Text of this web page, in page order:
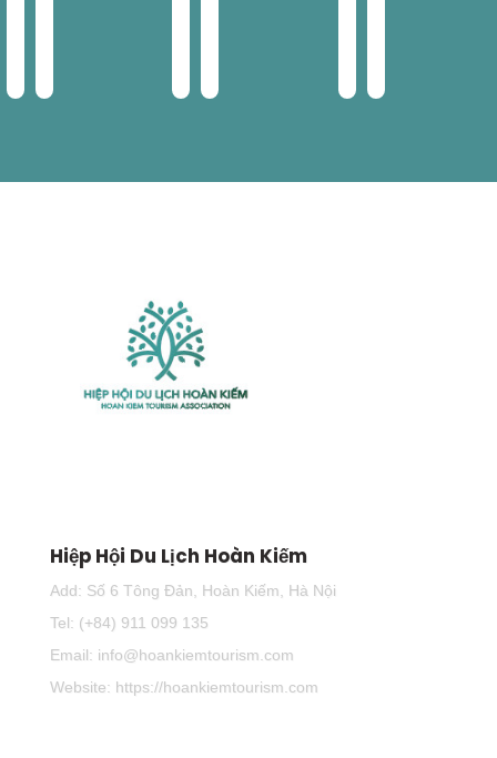
Hiệp Hội Du Lịch Hoàn Kiếm
Add: Số 6 Tông Đản, Hoàn Kiếm, Hà Nội
Tel: (+84) 911 099 135
Email: info@hoankiemtourism.com
Website: https://hoankiemtourism.com